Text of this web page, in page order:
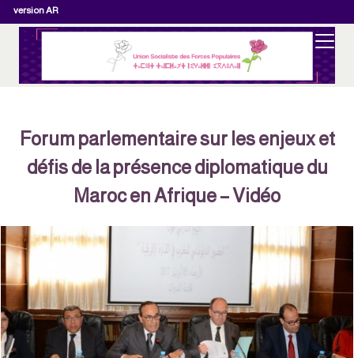
version AR
Forum parlementaire sur les enjeux et
défis de la présence diplomatique du
Maroc en Afrique – Vidéo